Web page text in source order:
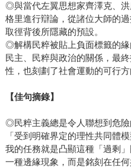
◎與當代左翼思想家齊澤克、
格里進行辯論，從諸位大師的
取徑背後所隱藏的預設。
◎解構民粹被貼上負面標籤的
民主、民粹與政治的關係，最
性，也刻劃了社會運動的可行方
【佳句摘錄】
◎民粹主義總是令人聯想到危
「受到明確界定的理性共同體
我的任務就是凸顯這種「過剩
一種邊緣現象，而是銘刻在任